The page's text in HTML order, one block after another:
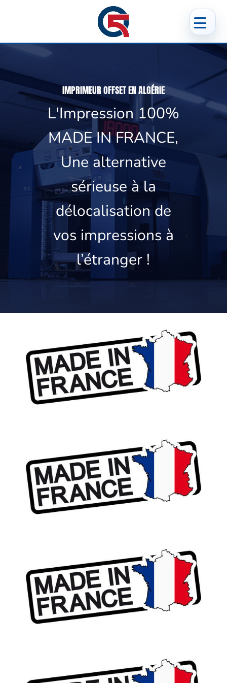
IMPRIMEUR OFFSET EN ALGÉRIE
L'Impression 100%
MADE IN FRANCE,
Une alternative
sérieuse à la
délocalisation de
vos impressions à
l’étranger !